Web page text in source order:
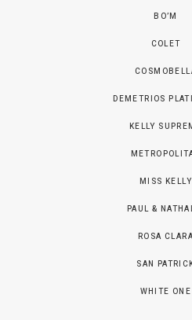
BO’M
COLET
DEMETRIOS
KELLY
MISS KELLY
PAUL &
ROSA CLARA
SAN
WHITE ONE